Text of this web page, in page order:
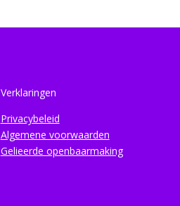
Verklaringen
Privacybeleid
Algemene voorwaarden
Gelieerde openbaarmaking